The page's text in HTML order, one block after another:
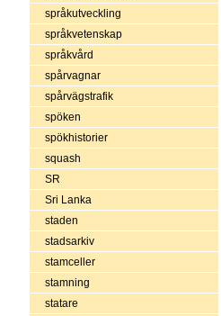
språkutveckling
språkvetenskap
språkvård
spårvagnar
spårvägstrafik
spöken
spökhistorier
squash
SR
Sri Lanka
staden
stadsarkiv
stamceller
stamning
statare